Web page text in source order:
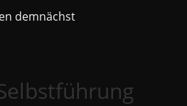
demnächst